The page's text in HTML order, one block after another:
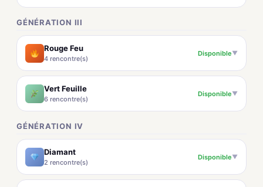
GÉNÉRATION III
Rouge Feu
4 rencontre(s)
Disponible▼
Vert Feuille
6 rencontre(s)
Disponible▼
GÉNÉRATION IV
Diamant
2 rencontre(s)
Disponible▼